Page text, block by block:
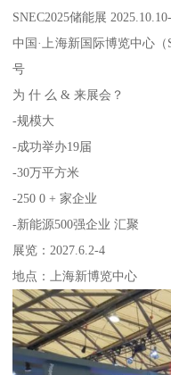
SNEC2025储能展
中国·上海新国际博览中心
号
为 什 么 & 来展会？
-规模大
-成功举办19届
-30万平方米
-250 0 + 家企业
-新能源500强企业 汇聚
展览：2027.6.2-4
地点：上海新博览中心